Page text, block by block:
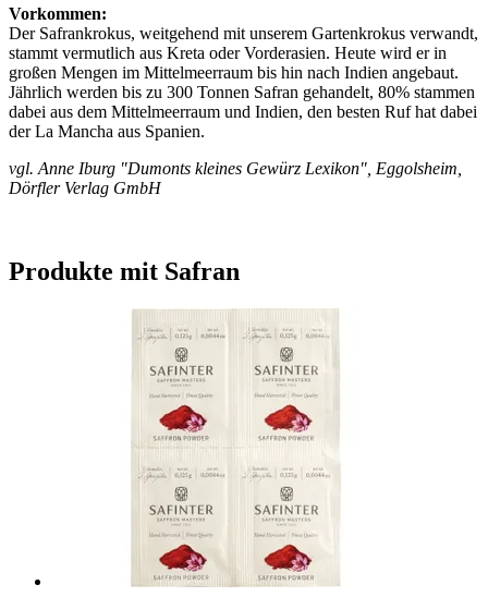
Vorkommen:
Der Safrankrokus, weitgehend mit unserem Gartenkrokus verwandt,
stammt vermutlich aus Kreta oder Vorderasien. Heute wird er in
großen Mengen im Mittelmeerraum bis hin nach Indien angebaut.
Jährlich werden bis zu 300 Tonnen Safran gehandelt, 80% stammen
dabei aus dem Mittelmeerraum und Indien, den besten Ruf hat dabei
der La Mancha aus Spanien.
vgl. Anne Iburg "Dumonts kleines Gewürz Lexikon", Eggolsheim,
Dörfler Verlag GmbH
Produkte mit Safran